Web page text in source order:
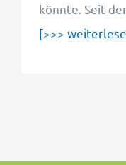
könnte. Seit
[>>>